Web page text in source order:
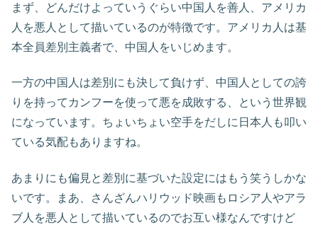
まず、どんだけよっていうぐらい中国人を善人、アメリカ
人を悪人として描いているのが特徴です。アメリカ人は基
本全員差別主義者で、中国人をいじめます。
一方の中国人は差別にも決して負けず、中国人としての誇
りを持ってカンフーを使って悪を成敗する、という世界観
になっています。ちょいちょい空手をだしに日本人も叩い
ている気配もありますね。
あまりにも偏見と差別に基づいた設定にはもう笑うしかな
いです。まあ、さんざんハリウッド映画もロシア人やアラ
ブ人を悪人として描いているのでお互い様なんですけど